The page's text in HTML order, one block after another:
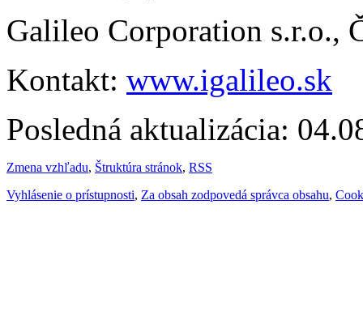
Galileo Corporation s.r.o.,
Kontakt: www.igalileo.sk
Posledná aktualizácia:
Zmena vzhľadu, Štruktúra stránok, RSS
Vyhlásenie o prístupnosti, Za obsah zodpovedá správca obsahu,